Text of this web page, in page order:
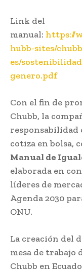
Link del
manual: https://
hubb-sites/
es/
genero.pdf
Con el fin de
Chubb, la
responsabilidad
cotiza en bolsa,
Manual de
elaborada en
líderes de
Agenda 2030
ONU.
La creación del
mesa de trabajo
Chubb en